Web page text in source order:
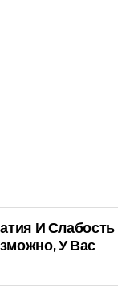
И Слабость
У Вас